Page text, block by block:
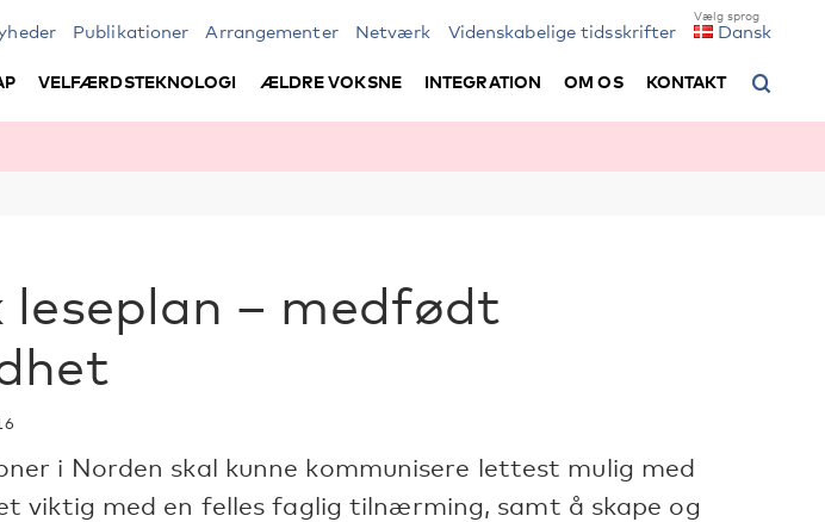
Publikationer Arrangementer Netværk Videnskabelige tidsskrifter Dansk
VELFÆRDSTEKNOLOGI ÆLDRE VOKSNE INTEGRATION OM OS KONTAKT
leseplan – medfødt
i Norden skal kunne kommunisere lettest mulig med
viktig med en felles faglig tilnærming, samt å skape og